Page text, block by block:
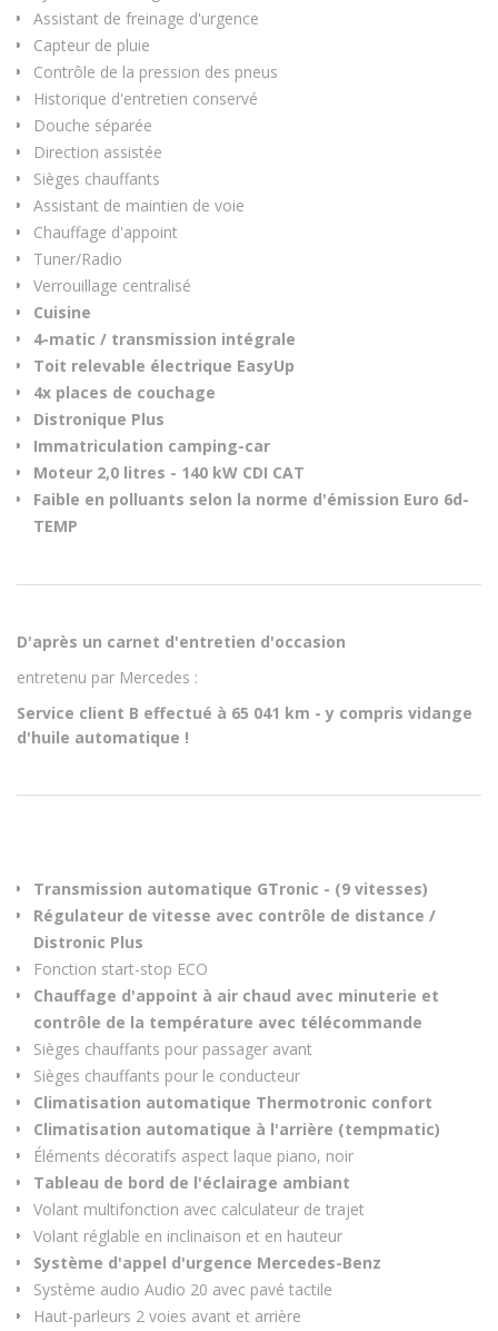
Assistant de freinage d'urgence
Capteur de pluie
Contrôle de la pression des pneus
Historique d'entretien conservé
Douche séparée
Direction assistée
Sièges chauffants
Assistant de maintien de voie
Chauffage d'appoint
Tuner/Radio
Verrouillage centralisé
Cuisine
4-matic / transmission intégrale
Toit relevable électrique EasyUp
4x places de couchage
Distronique Plus
Immatriculation camping-car
Moteur 2,0 litres - 140 kW CDI CAT
Faible en polluants selon la norme d'émission Euro 6d-
TEMP
D'après un carnet d'entretien d'occasion
entretenu par Mercedes :
Service client B effectué à 65 041 km - y compris vidange
d'huile automatique !
Transmission automatique GTronic - (9 vitesses)
Régulateur de vitesse avec contrôle de distance /
Distronic Plus
Fonction start-stop ECO
Chauffage d'appoint à air chaud avec minuterie et
contrôle de la température avec télécommande
Sièges chauffants pour passager avant
Sièges chauffants pour le conducteur
Climatisation automatique Thermotronic confort
Climatisation automatique à l'arrière (tempmatic)
Éléments décoratifs aspect laque piano, noir
Tableau de bord de l'éclairage ambiant
Volant multifonction avec calculateur de trajet
Volant réglable en inclinaison et en hauteur
Système d'appel d'urgence Mercedes-Benz
Système audio Audio 20 avec pavé tactile
Haut-parleurs 2 voies avant et arrière